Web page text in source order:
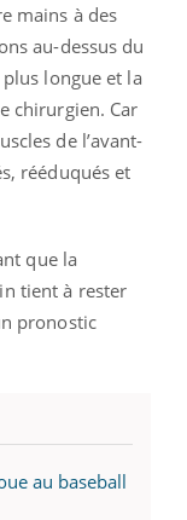
mains à des
au-dessus du
longue et la
chirurgien. Car
de l’avant-
rééduqués et
que la
tient à rester
pronostic
au baseball